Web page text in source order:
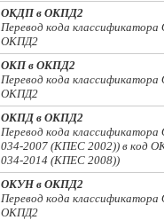
ОКДП в ОКПД2
Перевод кода
ОКПД2
ОКП в ОКПД2
Перевод кода классификатора
ОКПД2
ОКПД в ОКПД2
Перевод кода
034-2007 (КПЕС 2002)) в код
034-2014 (КПЕС 2008))
ОКУН в ОКПД2
Перевод кода
ОКПД2